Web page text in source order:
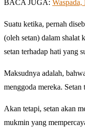
BACA JUGA:
Suatu ketika, pernah
(oleh setan) dalam shalat
setan terhadap hati yang
Maksudnya adalah,
menggoda mereka.
Akan tetapi, setan akan
mukmin yang